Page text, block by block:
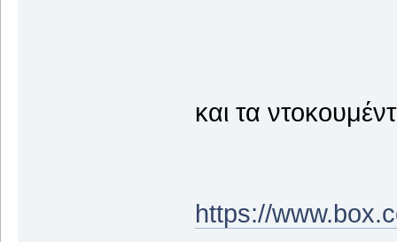
και τα
https://